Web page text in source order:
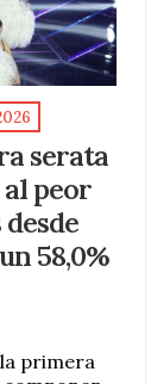
serata
al peor
58,0%
primera